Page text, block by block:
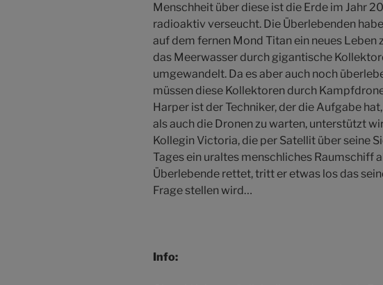
Menschheit über diese ist die Erde im Jahr
radioaktiv verseucht. Die Überlebenden
auf dem fernen Mond Titan ein neues Leben
das Meerwasser durch gigantische
umgewandelt. Da es aber auch noch
müssen diese Kollektoren durch
Harper ist der Techniker, der die Aufgabe
als auch die Dronen zu warten, unterstützt
Kollegin Victoria, die per Satellit über seine
Tages ein uraltes menschliches Raumschiff
Überlebende rettet, tritt er etwas los das
Frage stellen wird…
Info: